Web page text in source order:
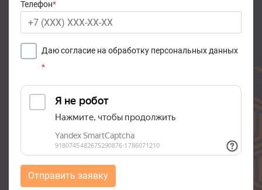
Телефон*
Даю согласие на обработку персональных данных
*
Отправить заявку